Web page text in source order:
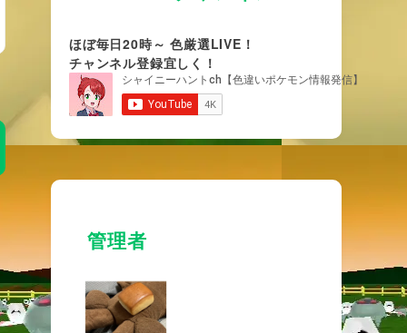
ほぼ毎日20時～ 色厳選LIVE！
チャンネル登録宜しく！
管理者